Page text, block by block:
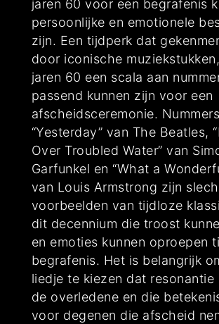
jaren 60 voor een begrafenis
persoonlijke en emotionele
zijn. Een tijdperk dat
door iconische
jaren 60 een scala aan
passend kunnen zijn voor een
afscheidsceremonie.
“Yesterday” van The Beatles,
Over Troubled Water” van
Garfunkel en “What a
van Louis Armstrong zijn
voorbeelden van tijdloze
dit decennium die troost
en emoties kunnen oproepen
begrafenis. Het is belangrijk
liedje te kiezen dat resonantie
de overledene en die
voor degenen die afscheid